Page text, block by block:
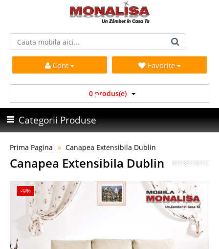
Cont Favorite
0 produs(e)
Categorii Produse
Prima Pagina Canapea Extensibila Dublin
Canapea Extensibila Dublin
-9%